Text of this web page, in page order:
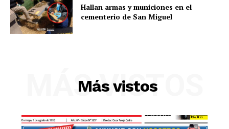
Nosotros
Contacto
Hallan armas y municiones en el
cementerio de San Miguel
Más vistos
MÁS VISTOS